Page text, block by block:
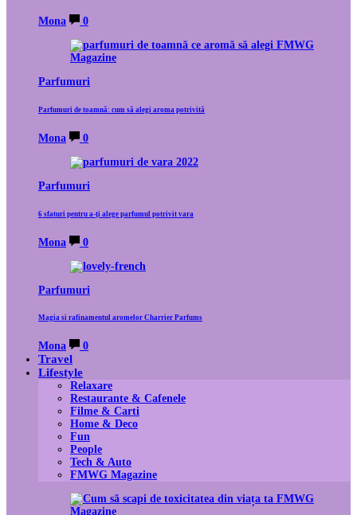
Mona 0
Parfumuri
Parfumuri de toamnă: cum să alegi aroma potrivită
Mona 0
Parfumuri
6 sfaturi pentru a-ți alege parfumul potrivit vara
Mona 0
Parfumuri
Magia si rafinamentul aromelor Charrier Parfums
Mona 0
Travel
Lifestyle
Relaxare
Restaurante & Cafenele
Filme & Carti
Home & Deco
Fun
People
Tech & Auto
FMWG Magazine